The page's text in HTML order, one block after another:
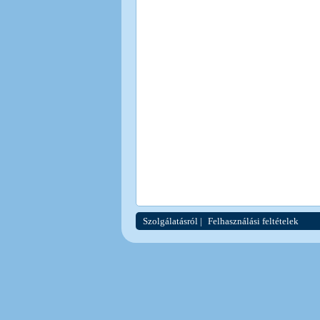
Szolgálatásról | Felhasználási feltételek